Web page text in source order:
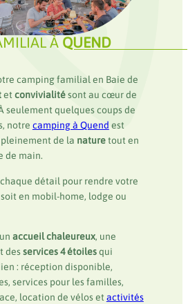
À QUEND
camping familial en Baie de
etconvivialitésont au cœur de
seulement quelques coups de
notre camping à Quend est
de la naturetout en
de main.
détail pour rendre votre
en mobil-home, lodge ou
accueil chaleureux, une
desservices 4 étoilesqui
: réception disponible,
services pour les familles,
location de vélos etactivités